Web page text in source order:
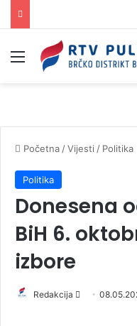
Izbornik
Početna /Vijesti / Politika
Politika
Donesena
BiH 6.
izbore
Redakcija